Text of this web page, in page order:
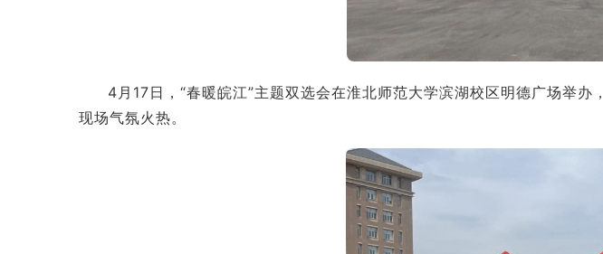
4月17日，“春暖皖江”主题双选会在淮北师范大学滨湖校区明德广场举
现场气氛火热。